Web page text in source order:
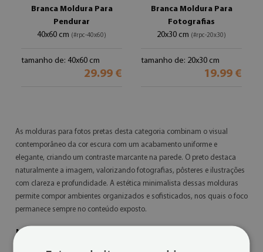
Branca Moldura Para
Pendurar
40x60 cm (#rpc-40x60)
tamanho de: 40x60 cm
29.99 €
Branca Moldura Para
Fotografias
20x30 cm (#rpc-20x30)
tamanho de: 20x30 cm
19.99 €
As molduras para fotos pretas desta categoria combinam o visual
contemporâneo da cor escura com um acabamento uniforme e
elegante, criando um contraste marcante na parede. O preto destaca
naturalmente a imagem, valorizando fotografias, pôsteres e ilustrações
com clareza e profundidade. A estética minimalista dessas molduras
permite compor ambientes organizados e sofisticados, nos quais o foco
permanece sempre no conteúdo exposto.
Molduras para fotos pretas elegantes para
destacar imagens